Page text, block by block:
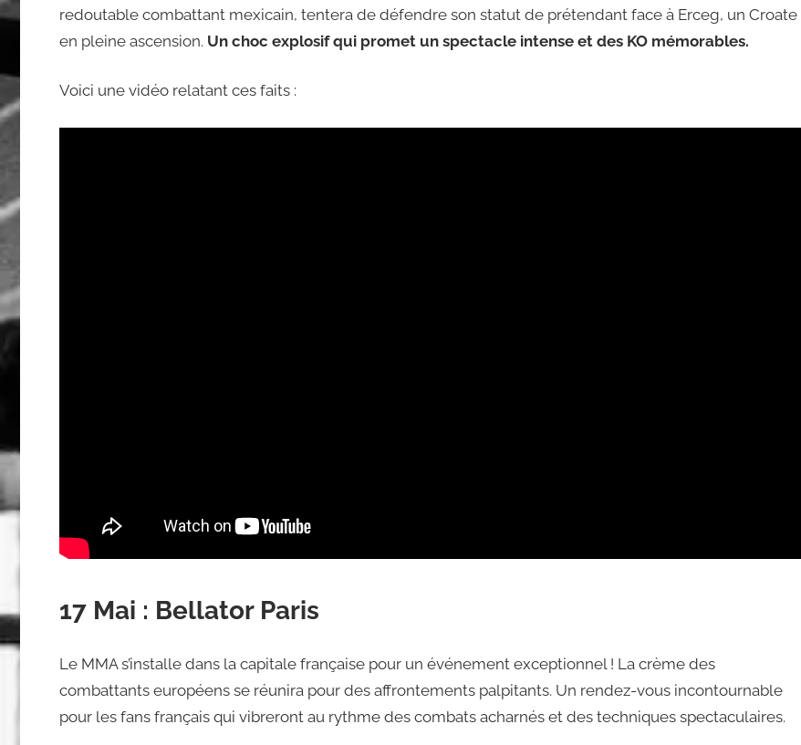
redoutable combattant mexicain, tentera de défendre son statut de prétendant face à Erceg, un Croate
en pleine ascension. Un choc explosif qui promet un spectacle intense et des KO mémorables.
Voici une vidéo relatant ces faits :
17 Mai : Bellator Paris
Le MMA s’installe dans la capitale française pour un événement exceptionnel ! La crème des
combattants européens se réunira pour des affrontements palpitants. Un rendez-vous incontournable
pour les fans français qui vibreront au rythme des combats acharnés et des techniques spectaculaires.